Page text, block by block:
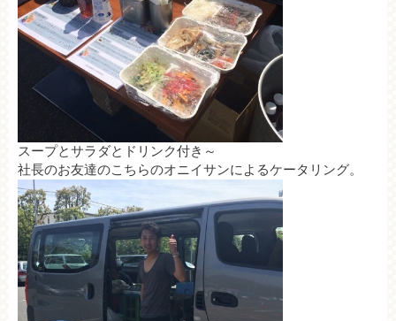
スープとサラダとドリンク付き～
社長のお友達のこちらのオニイサンによるケータリング。